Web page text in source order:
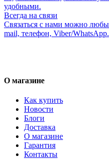
удобными.
Всегда на связи
Связаться с нами можно
mail, телефон, Viber/WhatsApp.
О магазине
Как купить
Новости
Блоги
Доставка
О магазине
Гарантия
Контакты